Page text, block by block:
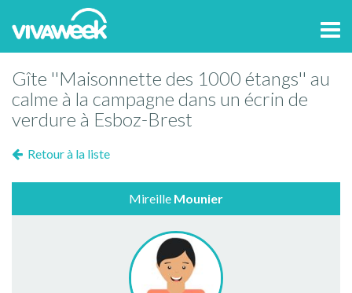
Gîte ''Maisonnette des 1000 étangs'' au
calme à la campagne dans un écrin de
verdure à Esboz-Brest
Retour à la liste
Mireille Mounier